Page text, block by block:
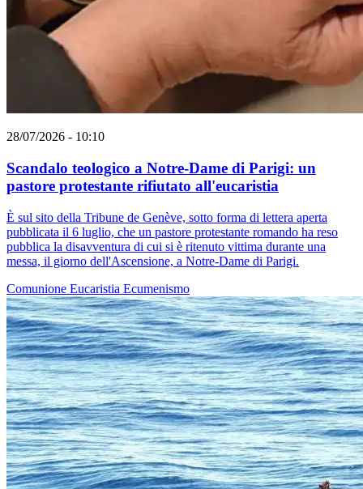
28/07/2026 - 10:10
Scandalo teologico a Notre-Dame di Parigi: un
pastore protestante rifiutato all'eucaristia
È sul sito della Tribune de Genève, sotto forma di lettera aperta
pubblicata il 6 luglio, che un pastore protestante romando ha reso
pubblica la disavventura di cui si è ritenuto vittima durante una
messa, il giorno dell'Ascensione, a Notre-Dame di Parigi.
Comunione Eucaristia Ecumenismo